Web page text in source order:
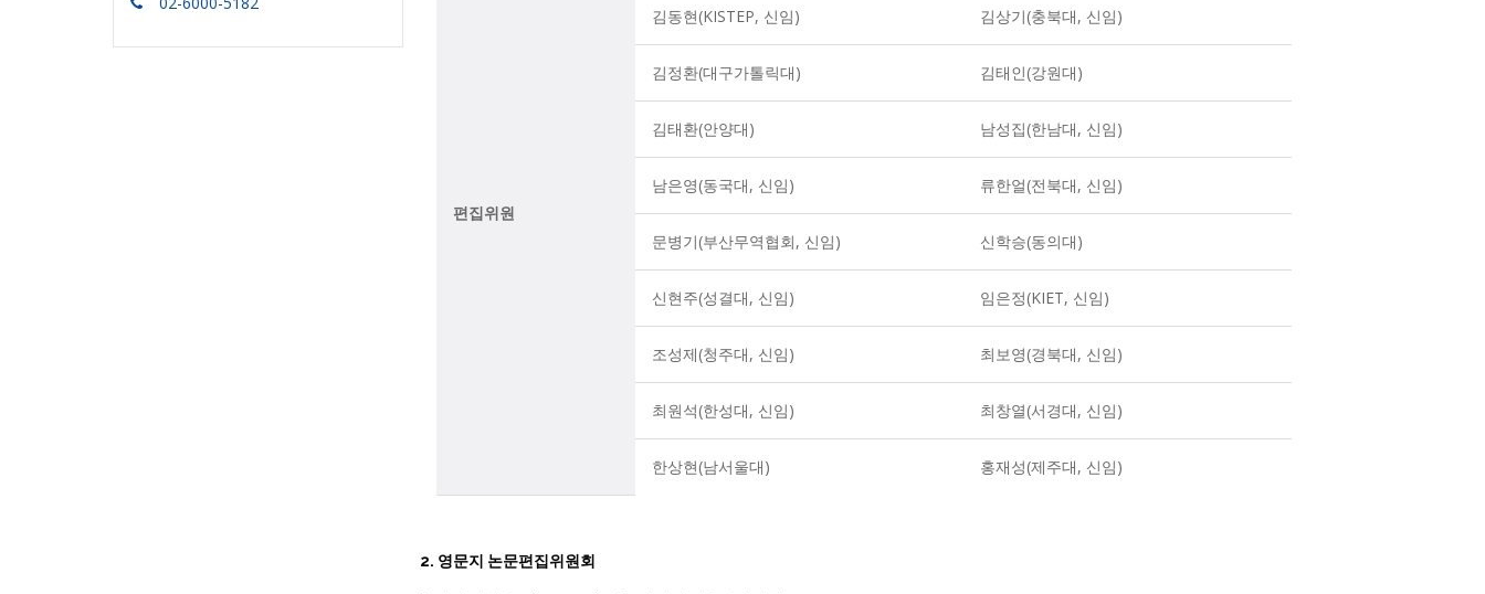
편집위원
김동현(KISTEP, 신임) 김상기(충북대, 신임)
김정환(대구가톨릭대) 김태인(강원대)
김태환(안양대) 남성집(한남대, 신임)
남은영(동국대, 신임) 류한얼(전북대, 신임)
문병기(부산무역협회, 신임) 신학승(동의대)
신현주(성결대, 신임) 임은정(KIET, 신임)
조성제(청주대, 신임) 최보영(경북대, 신임)
최원석(한성대, 신임) 최창열(서경대, 신임)
한상현(남서울대) 홍재성(제주대, 신임)
2. 영문지 논문편집위원회